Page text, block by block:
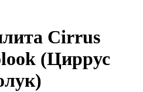
Cirrus
(Циррус